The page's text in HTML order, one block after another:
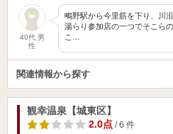
40代 男
性
鴫野駅から今里筋を下り、川
湯らり参加店の一つでそこら
こ…
関連情報から探す
観幸温泉【城東区】
2.0点/ 6 件